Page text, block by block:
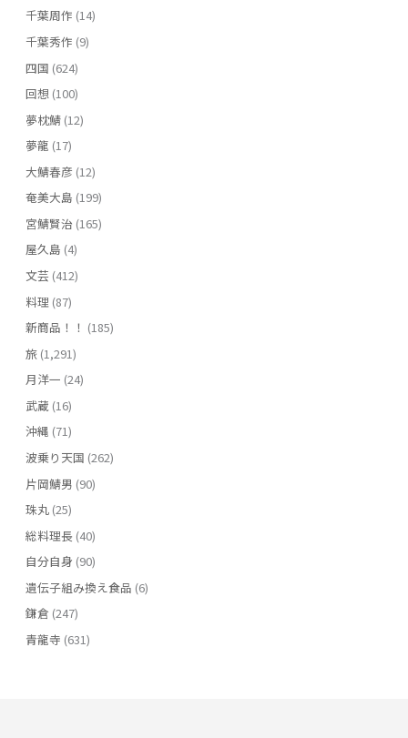
千葉周作 (14)
千葉秀作 (9)
四国 (624)
回想(100)
夢枕鯖(12)
夢龍 (17)
大鯖春彦 (12)
奄美大島 (199)
宮鯖賢治 (165)
屋久島 (4)
文芸 (412)
料理 (87)
新商品！！ (185)
旅(1,291)
月洋一 (24)
武蔵(16)
沖縄 (71)
波乗り天国 (262)
片岡鯖男 (90)
珠丸(25)
総料理長 (40)
自分自身 (90)
遺伝子組み換え食品 (6)
鎌倉 (247)
青龍寺 (631)